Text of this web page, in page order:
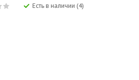
Есть в наличии (4)